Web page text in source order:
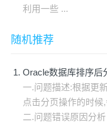
利用一些 ...
随机推荐
Oracle数据库排序后
一.问题描述:根据更
点击分页操作的时
二.问题错误原因分